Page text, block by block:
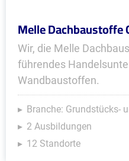
Melle Dachbaustoffe
Wir, die Melle
führendes
Wandbaustoffen.
Branche: Grundstücks-
2 Ausbildungen
12 Standorte